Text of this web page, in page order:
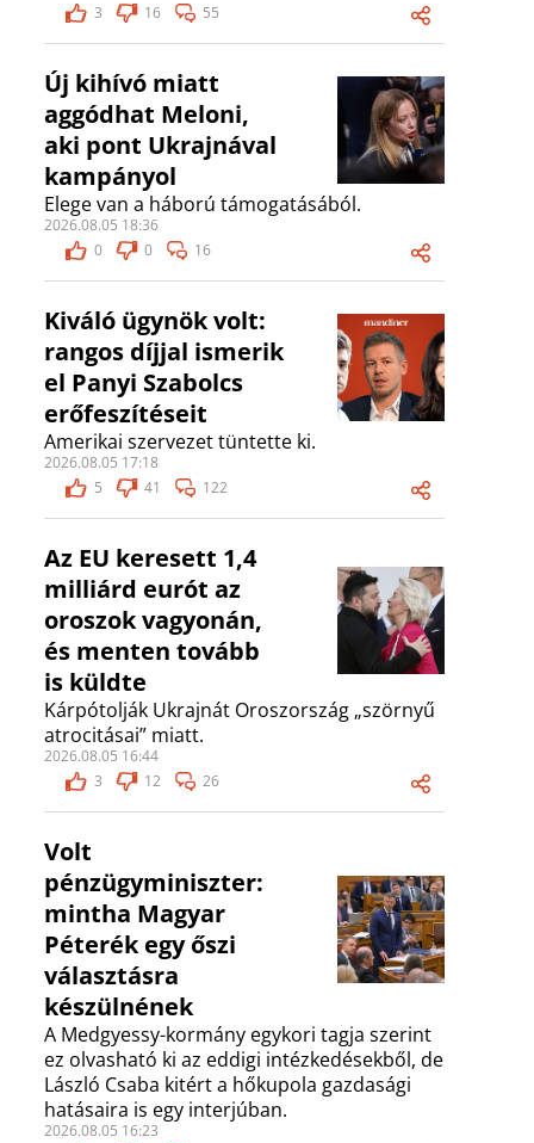
3
16 55
Új kihívó miatt
aggódhat Meloni,
aki pont Ukrajnával
kampányol
Elege van a háború támogatásából.
2026.08.05 18:36
0
0 16
Kiváló ügynök volt:
rangos díjjal ismerik
el Panyi Szabolcs
erőfeszítéseit
Amerikai szervezet tüntette ki.
2026.08.05 17:18
5
41 122
Az EU keresett 1,4
milliárd eurót az
oroszok vagyonán,
és menten tovább
is küldte
Kárpótolják Ukrajnát Oroszország „szörnyű
atrocitásai” miatt.
2026.08.05 16:44
3
12 26
Volt
pénzügyminiszter:
mintha Magyar
Péterék egy őszi
választásra
készülnének
A Medgyessy-kormány egykori tagja szerint
ez olvasható ki az eddigi intézkedésekből, de
László Csaba kitért a hőkupola gazdasági
hatásaira is egy interjúban.
2026.08.05 16:23